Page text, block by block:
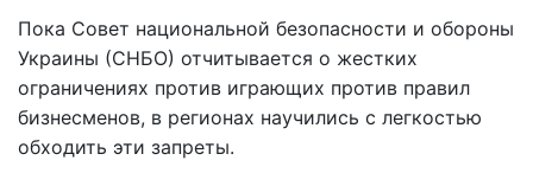
Пока Совет национальной безопасности и обороны
Украины (СНБО) отчитывается о жестких
ограничениях против играющих против правил
бизнесменов, в регионах научились с легкостью
обходить эти запреты.